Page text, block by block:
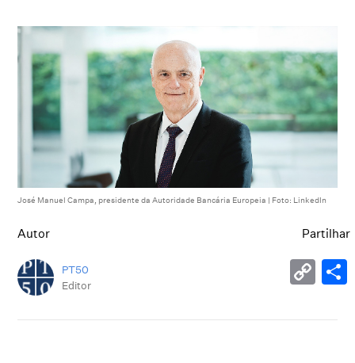
José Manuel Campa, presidente da Autoridade Bancária Europeia | Foto: LinkedIn
Autor
PT50
Editor
Partilhar